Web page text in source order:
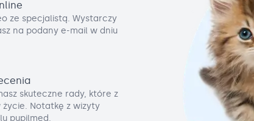
ze specjalistą. Wystarczy
na podany e-mail w dniu
skuteczne rady, które z
Notatkę z wizyty
pupilmed.